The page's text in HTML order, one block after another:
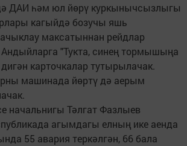
ДАИ һәм юл йөрү куркынычсызлыгы
кагыйдә бозучы яшь
максатыннан рейдлар
"Тукта, синең тормышыңа
карточкалар тутырылачак.
машинада йөртү дә аерым
начальнигы Тәлгат Фазлыев
агымдагы елның ике аенда
55 авария теркәлгән, 66 бала